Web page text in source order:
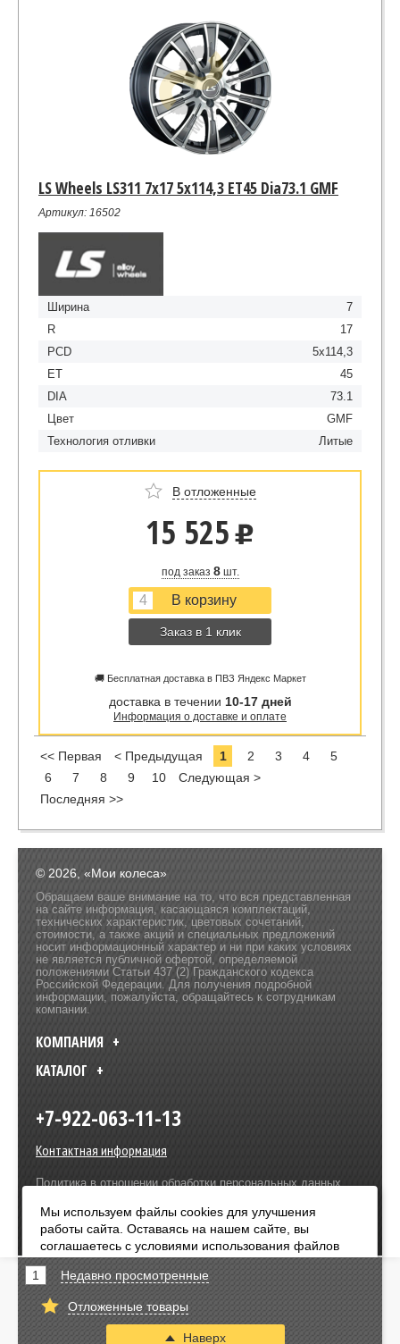
LS Wheels LS311 7x17 5x114,3 ET45 Dia73.1 GMF
Артикул: 16502
Ширина
7
R
17
PCD
5x114,3
ET
45
DIA
73.1
Цвет
GMF
Технология отливки
Литые
В отложенные
15 525 u
под заказ 8шт.
Заказ в 1 клик
🚚 Бесплатная доставка в ПВЗ Яндекс Маркет
доставка в течении 10-17 дней
Информация о доставке и оплате
<< Первая < Предыдущая 1 2 3 4
5
6
7 8 9 10
Следующая >
Последняя >>
© 2026, «Мои колеса»
Обращаем ваше внимание на то, что вся представленная
на сайте информация, касающаяся комплектаций,
технических характеристик, цветовых сочетаний,
стоимости, а также акций и специальных предложений
носит информационный характер и ни при каких условиях
не является публичной офертой, определяемой
положениями Статьи 437 (2) Гражданского кодекса
Российской Федерации. Для получения подробной
информации, пожалуйста, обращайтесь к сотрудникам
компании.
КОМПАНИЯ
Оплата:
КАТАЛОГ
+7-922-063-11-13
Контактная информация
Политика в отношении обработки персональных данных
1 Недавно просмотренные
Отложенные товары
Наверх
Мы используем файлы cookies для улучшения
работы сайта. Оставаясь на нашем сайте, вы
соглашаетесь с условиями использования файлов
cookies. Чтобы ознакомиться с нашими Положениями
о конфиденциальности и об использовании файлов
cookie,
Я согласен